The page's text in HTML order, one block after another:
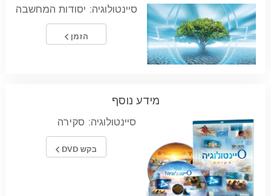
סיינטולוגיה: יסודות המחשבה
הזמן
מידע נוסף
סיינטולוגיה: סקירה
בקש DVD